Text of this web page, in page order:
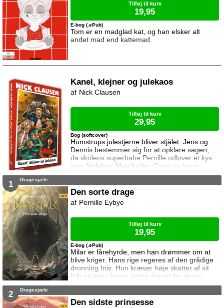
Tom er en madglad kat, og han elsker alt
andet mad end kattemad.
E-bog (.ePub)
Tilføj til kurv
19,95
Kanel, klejner og julekaos
Humstrups julestjerne bliver stjålet. Jens og
Dennis bestemmer sig for at opklare sagen,
da skolens superbabe Pernille udlover et kys
som findeløn. Men bøllen Gorm og hans
kumpaner gør ikke livet nemt for de to venner.
har hugget mere end blot en stjerne. Det lader
til at selve Humstrups jul står på spil ...
Bog (softcover)
Nick Clausen
Tilføj til kurv
29,95
1 Dragesjæle
Den sorte drage
Milar er fårehyrde, men han drømmer om at
blive kriger. Hans rige regeres af den grådige
dronning Inis. Hun kræver høje skatter af sit
folk og har i årevis jagtet drager for deres
sjæle. Da herre Grogan kommer til Milars
Milars liv sig.
E-bog (.ePub)
Pernille Eybye
Tilføj til kurv
19,95
2 Dragesjæle
Den sidste prinsesse